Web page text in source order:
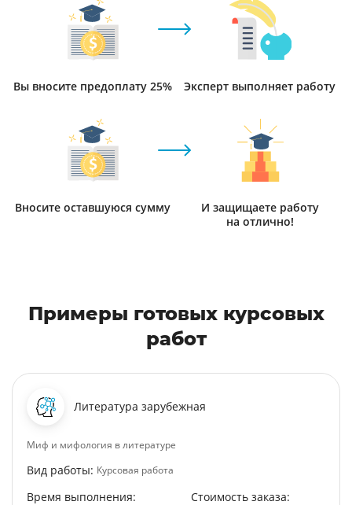
Вы вносите предоплату 25% Эксперт выполняет работу
Вносите оставшуюся сумму
И защищаете работу
на отлично!
Примеры готовых курсовых
работ
Литература зарубежная
Миф и мифология в литературе
Вид работы: Курсовая работа
Время выполнения: Стоимость заказа: